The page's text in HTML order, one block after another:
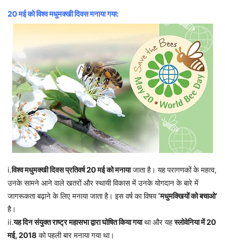
20 मई को विश्व मधुमक्खी दिवस मनाया गया:
i.विश्व मधुमक्खी दिवस प्रतिवर्ष 20 मई को मनायाजाता है। यह परागणकों के महत्व,
उनके सामने आने वाले खतरों और स्थायी विकास में उनके योगदान के बारे में
जागरूकता बढ़ाने के लिए मनाया जाता है। इस वर्ष का विषय‘मधुमक्खियों को बचाओ’
है।
ii.यह दिन संयुक्त राष्ट्र महासभा द्वारा घोषित किया गयाथा और यहस्लोवेनिया में 20
मई, 2018 को पहली बार मनाया गया था।